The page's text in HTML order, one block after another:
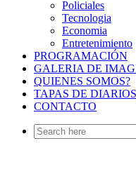
Policiales
Tecnologia
Economia
Entretenimiento
PROGRAMACIÓN
GALERIA DE
QUIENES SOMOS?
TAPAS DE DIARIOS
CONTACTO
Search
for: